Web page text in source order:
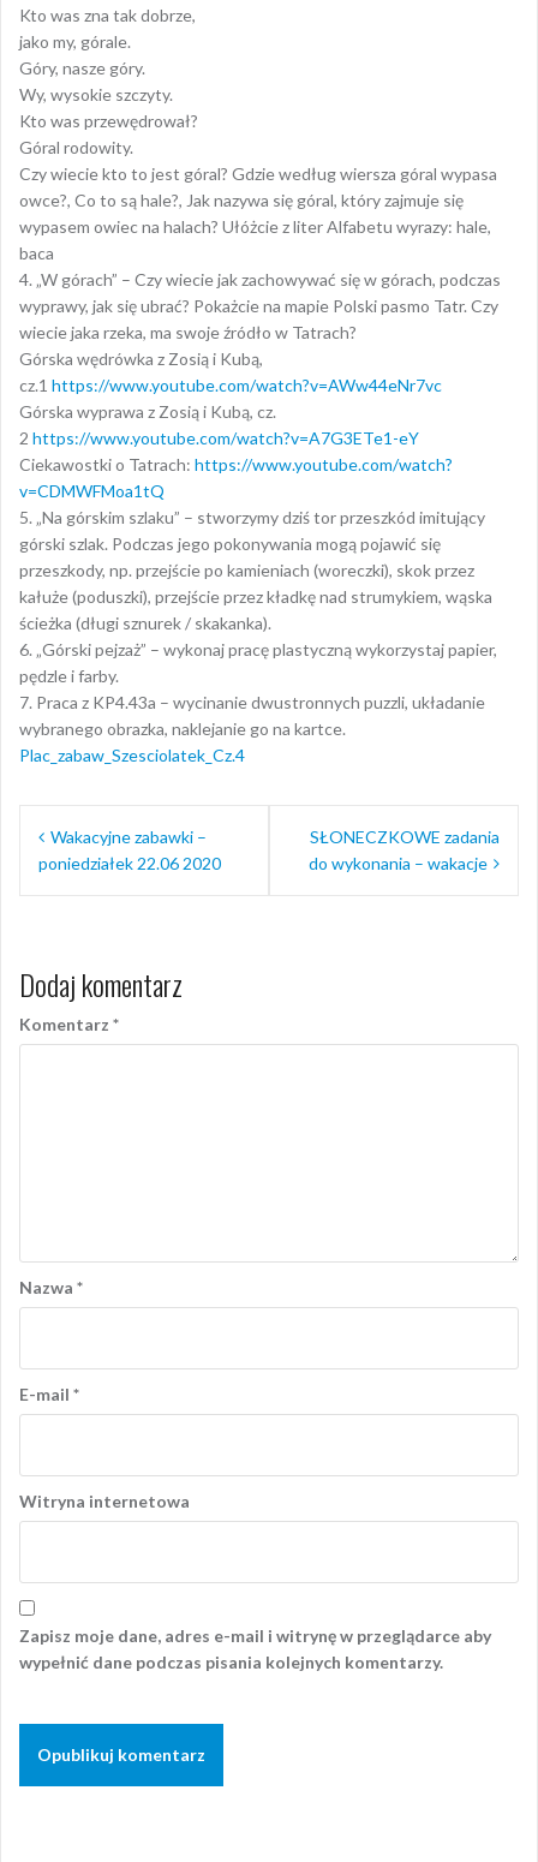
Kto was zna tak dobrze,
jako my, górale.
Góry, nasze góry.
Wy, wysokie szczyty.
Kto was przewędrował?
Góral rodowity.
Czy wiecie kto to jest góral? Gdzie według wiersza góral wypasa
owce?, Co to są hale?, Jak nazywa się góral, który zajmuje się
wypasem owiec na halach? Ułóżcie z liter Alfabetu wyrazy: hale,
baca
4. „W górach” – Czy wiecie jak zachowywać się w górach, podczas
wyprawy, jak się ubrać? Pokażcie na mapie Polski pasmo Tatr. Czy
wiecie jaka rzeka, ma swoje źródło w Tatrach?
Górska wędrówka z Zosią i Kubą,
cz.1 https://www.youtube.com/watch?v=AWw44eNr7vc
Górska wyprawa z Zosią i Kubą, cz.
2 https://www.youtube.com/watch?v=A7G3ETe1-eY
Ciekawostki o Tatrach: https://www.youtube.com/watch?
v=CDMWFMoa1tQ
5. „Na górskim szlaku” – stworzymy dziś tor przeszkód imitujący
górski szlak. Podczas jego pokonywania mogą pojawić się
przeszkody, np. przejście po kamieniach (woreczki), skok przez
kałuże (poduszki), przejście przez kładkę nad strumykiem, wąska
ścieżka (długi sznurek / skakanka).
6. „Górski pejzaż” – wykonaj pracę plastyczną wykorzystaj papier,
pędzle i farby.
7. Praca z KP4.43a – wycinanie dwustronnych puzzli, układanie
wybranego obrazka, naklejanie go na kartce.
Plac_zabaw_Szesciolatek_Cz.4
Nawigacja
wpisu
Wakacyjne zabawki –
poniedziałek 22.06 2020
SŁONECZKOWE zadania
do wykonania – wakacje
Dodaj komentarz
Komentarz *
Nazwa *
E-mail *
Witryna internetowa
Zapisz moje dane, adres e-mail i witrynę w przeglądarce aby
wypełnić dane podczas pisania kolejnych komentarzy.